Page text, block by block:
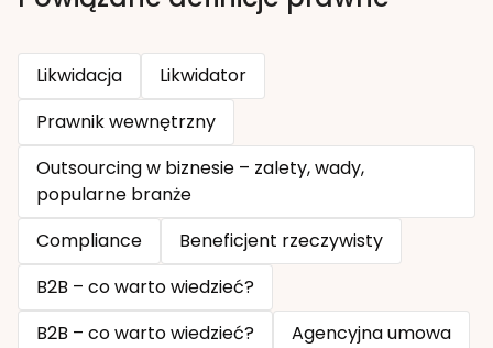
Likwidacja
Likwidator
Prawnik wewnętrzny
Outsourcing w biznesie – zalety, wady,
popularne branże
Compliance
Beneficjent rzeczywisty
B2B – co warto wiedzieć?
B2B – co warto wiedzieć?
Agencyjna umowa